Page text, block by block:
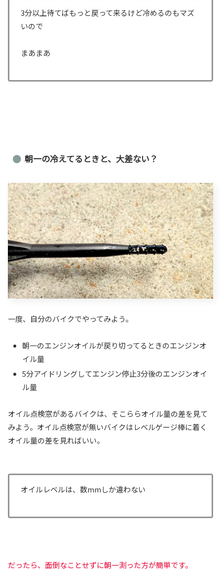
3分以上待てばもっと戻って来るけど冷めるのもマズ
いので
まあまあ
朝一の冷えてるときと、大差ない？
一度、自分のバイクでやってみよう。
朝一のエンジンオイルが戻り切ってるときのエンジンオ
イル量
5分アイドリングしてエンジン停止3分後のエンジンオイ
ル量
オイル点検窓があるバイクは、そこららオイル量の差を見て
みよう。オイル点検窓が無いバイクはレベルゲージ棒に着く
オイル量の差を見ればいい。
オイルレベルは、数mmしか違わない
だったら、面倒なことせずに朝一測った方が簡単です。